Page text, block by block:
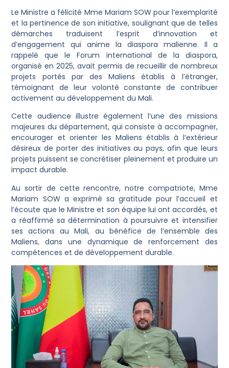
Le Ministre a félicité Mme Mariam SOW pour l’exemplarité
et la pertinence de son initiative, soulignant que de telles
démarches traduisent l’esprit d’innovation et
d’engagement qui anime la diaspora malienne. Il a
rappelé que le Forum international de la diaspora,
organisé en 2025, avait permis de recueillir de nombreux
projets portés par des Maliens établis à l’étranger,
témoignant de leur volonté constante de contribuer
activement au développement du Mali.
Cette audience illustre également l’une des missions
majeures du département, qui consiste à accompagner,
encourager et orienter les Maliens établis à l’extérieur
désireux de porter des initiatives au pays, afin que leurs
projets puissent se concrétiser pleinement et produire un
impact durable.
Au sortir de cette rencontre, notre compatriote, Mme
Mariam SOW a exprimé sa gratitude pour l’accueil et
l’écoute que le Ministre et son équipe lui ont accordés, et
a réaffirmé sa détermination à poursuivre et intensifier
ses actions au Mali, au bénéfice de l’ensemble des
Maliens, dans une dynamique de renforcement des
compétences et de développement durable.